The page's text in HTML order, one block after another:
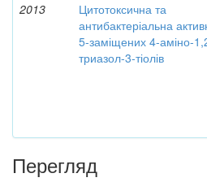
2013
Цитотоксична та
антибактеріальна
5-заміщених 4-аміно-
триазол-3-тіолів
Перегляд